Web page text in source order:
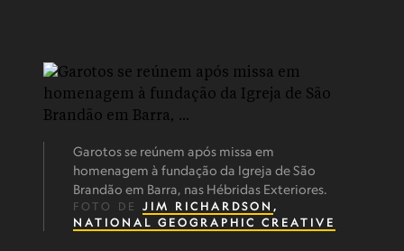
Garotos se reúnem após missa em
homenagem à fundação da Igreja de São
Brandão em Barra, nas Hébridas Exteriores.
FOTO DE JIM RICHARDSON ,
NATIONAL GEOGRAPHIC CREATIVE